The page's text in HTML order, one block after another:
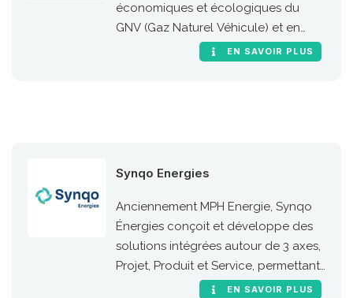
économiques et écologiques du
GNV (Gaz Naturel Véhicule) et en
particulier de sa version 100 %
EN SAVOIR PLUS
Synqo Energies
Anciennement MPH Energie, Synqo
Énergies conçoit et développe des
solutions intégrées autour de 3 axes,
Projet, Produit et Service, permettant
à ses clients de l’industrie et de la
EN SAVOIR PLUS